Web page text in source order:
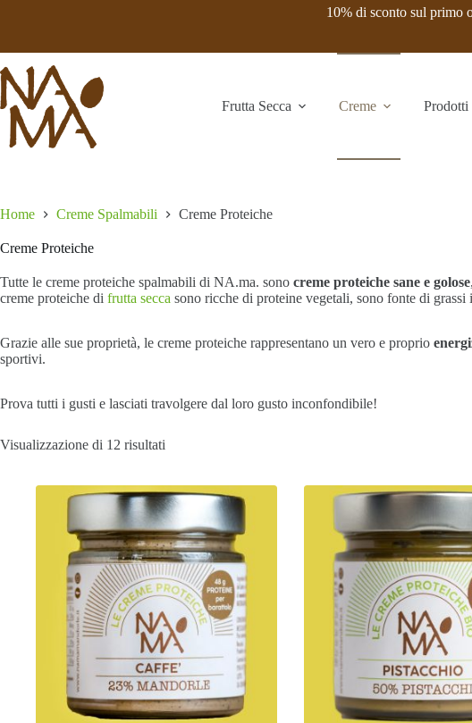
10% di sconto sul primo
Frutta Secca Creme
Home Creme Spalmabili Creme Proteiche
Creme Proteiche
Tutte le creme proteiche spalmabili di NA.ma. sono creme proteiche sane e golose
creme proteiche di frutta secca sono ricche di proteine vegetali, sono fonte di
Grazie alle sue proprietà, le creme proteiche rappresentano un vero e proprio
sportivi.
Prova tutti i gusti e lasciati travolgere dal loro gusto inconfondibile!
Visualizzazione di 12 risultati
al
più
recente